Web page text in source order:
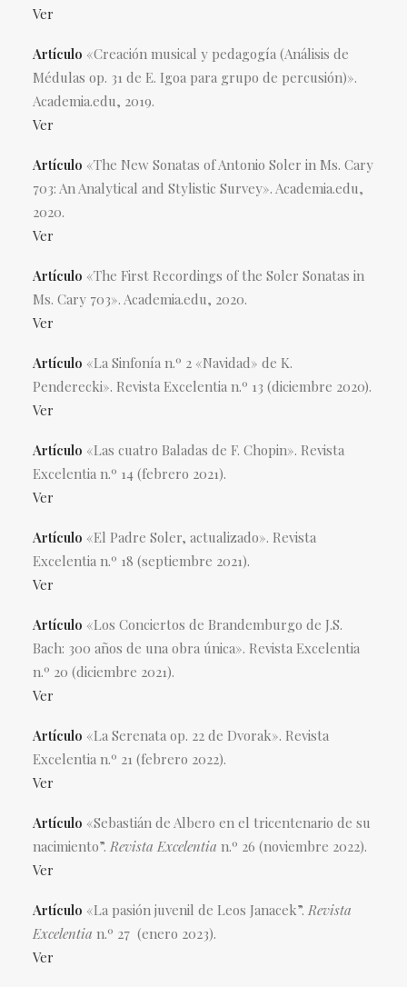
Ver
Artículo «Creación musical y pedagogía (Análisis de
Médulas op. 31 de E. Igoa para grupo de percusión)».
Academia.edu, 2019.
Ver
Artículo «The New Sonatas of Antonio Soler in Ms. Cary
703: An Analytical and Stylistic Survey». Academia.edu,
2020.
Ver
Artículo «The First Recordings of the Soler Sonatas in
Ms. Cary 703». Academia.edu, 2020.
Ver
Artículo «La Sinfonía n.º 2 «Navidad» de K.
Penderecki». Revista Excelentia n.º 13 (diciembre 2020).
Ver
Artículo «Las cuatro Baladas de F. Chopin». Revista
Excelentia n.º 14 (febrero 2021).
Ver
Artículo «El Padre Soler, actualizado». Revista
Excelentia n.º 18 (septiembre 2021).
Ver
Artículo «Los Conciertos de Brandemburgo de J.S.
Bach: 300 años de una obra única». Revista Excelentia
n.º 20 (diciembre 2021).
Ver
Artículo «La Serenata op. 22 de Dvorak». Revista
Excelentia n.º 21 (febrero 2022).
Ver
Artículo «Sebastián de Albero en el tricentenario de su
nacimiento”. Revista Excelentia n.º 26 (noviembre 2022).
Ver
Artículo «La pasión juvenil de Leos Janacek”. Revista
Excelentia n.º 27 (enero 2023).
Ver